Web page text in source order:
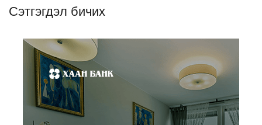
Сэтгэгдэл бичих